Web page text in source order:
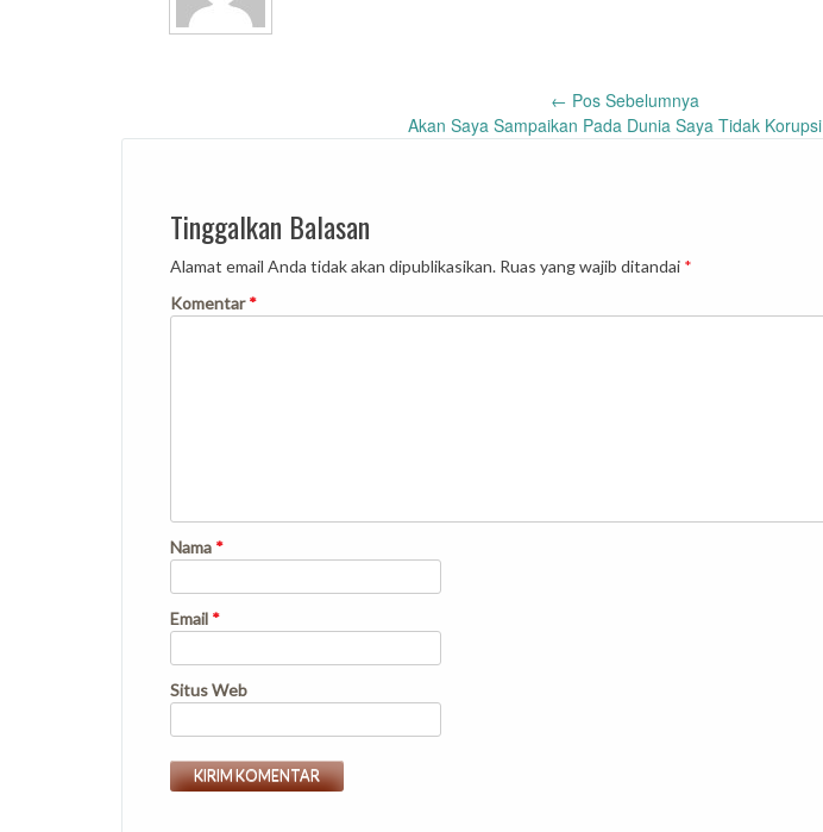
navigation
← Pos Sebelumnya
Akan Saya Sampaikan Pada Dunia Saya Tidak Korupsi
Tinggalkan Balasan
Alamat email Anda tidak akan dipublikasikan. Ruas yang wajib ditandai *
Komentar*
Nama *
Email *
Situs Web